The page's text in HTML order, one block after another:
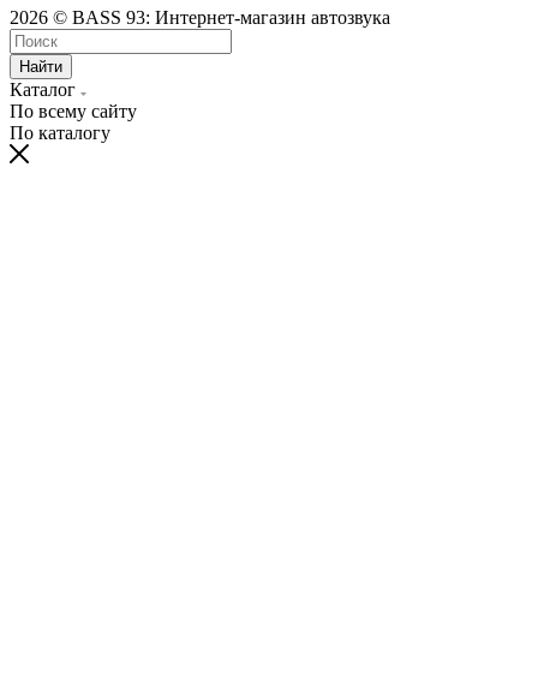
2026 © BASS 93: Интернет-магазин автозвука
Найти
Каталог
По всему сайту
По каталогу